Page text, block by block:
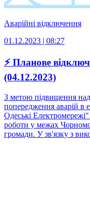
Аварійні відключення
01.12.2023 | 08:27
⚡ Планове
(04.12.2023)
З метою підвищення
попередження аварій
Одеські
роботи у межах
громади. У зв'язку з